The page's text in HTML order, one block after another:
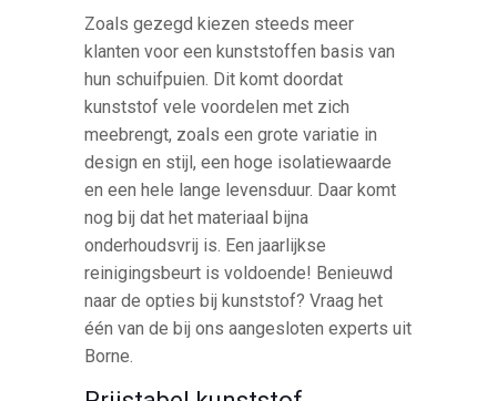
Zoals gezegd kiezen steeds meer
klanten voor een kunststoffen basis van
hun schuifpuien. Dit komt doordat
kunststof vele voordelen met zich
meebrengt, zoals een grote variatie in
design en stijl, een hoge isolatiewaarde
en een hele lange levensduur. Daar komt
nog bij dat het materiaal bijna
onderhoudsvrij is. Een jaarlijkse
reinigingsbeurt is voldoende! Benieuwd
naar de opties bij kunststof? Vraag het
één van de bij ons aangesloten experts uit
Borne.